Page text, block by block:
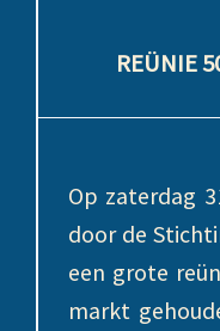
REÜNIE
Op zaterdag
door de
een grote
markt